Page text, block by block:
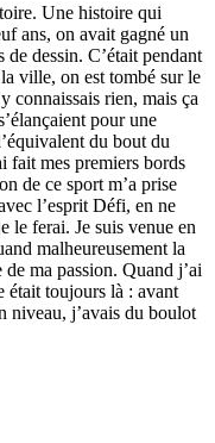
Une histoire qui
ans, on avait gagné un
dessin. C’était pendant
ville, on est tombé sur le
connaissais rien, mais ça
pour une
du bout du
fait mes premiers bords
de ce sport m’a prise
l’esprit Défi, en ne
le ferai. Je suis venue en
malheureusement la
ma passion. Quand j’ai
était toujours là : avant
niveau, j’avais du boulot